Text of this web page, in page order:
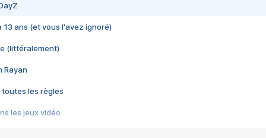
13 ans (et vous l'avez ignoré)
(littéralement)
Rayan
toutes les règles
les jeux vidéo